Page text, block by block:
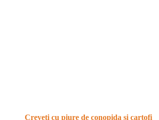
Creveti cu piure de conopida si cartofi